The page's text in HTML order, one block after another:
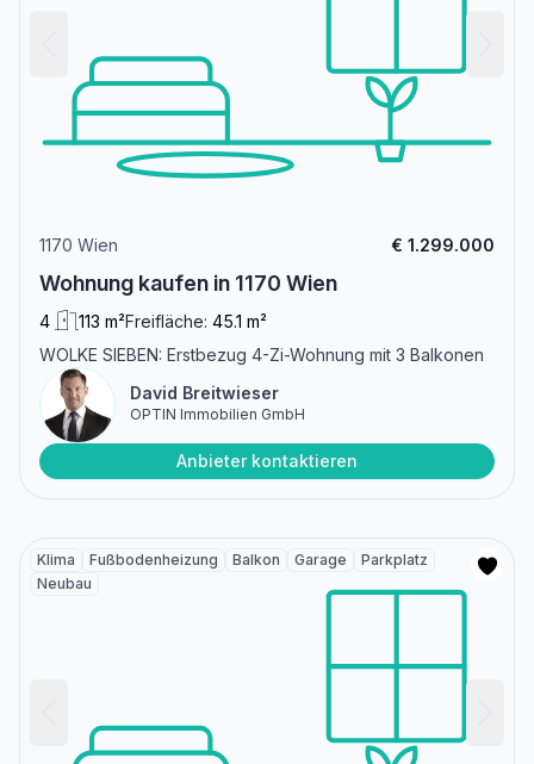
1170 Wien € 1.299.000
Wohnung kaufen in 1170 Wien
4 113 m²Freifläche: 45.1 m²
WOLKE SIEBEN: Erstbezug 4-Zi-Wohnung mit 3 Balkonen
David Breitwieser
OPTIN Immobilien GmbH
Anbieter kontaktieren
Klima Fußbodenheizung Balkon Garage
Parkplatz
Neubau